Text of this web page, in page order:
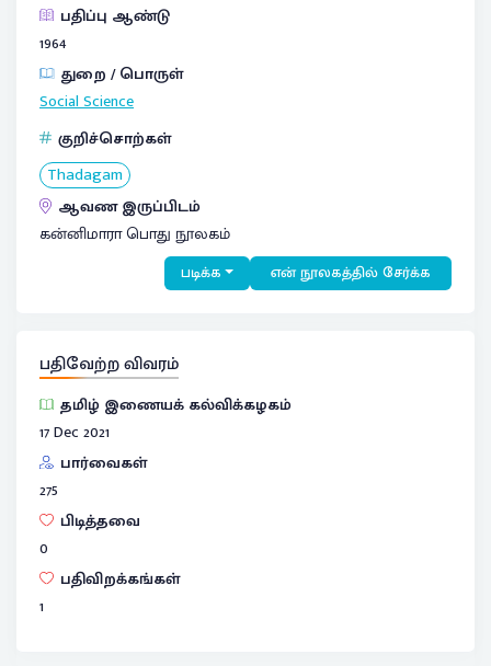
பதிப்பு ஆண்டு
1964
துறை / பொருள்
Social Science
குறிச்சொற்கள்
Thadagam
ஆவண இருப்பிடம்
கன்னிமாரா பொது நூலகம்
படிக்க என் நூலகத்தில் சேர்க்க
பதிவேற்ற விவரம்
தமிழ் இணையக் கல்விக்கழகம்
17 Dec 2021
பார்வைகள்
275
பிடித்தவை
0
பதிவிறக்கங்கள்
1